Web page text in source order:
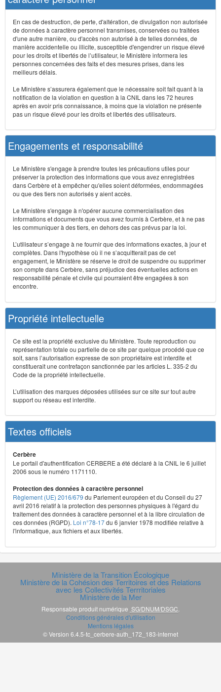
En cas de destruction, de perte, d'altération, de divulgation non autorisée
de données à caractère personnel transmises, conservées ou traitées
d'une autre manière, ou d'accès non autorisé à de telles données, de
manière accidentelle ou illicite, susceptible d'engendrer un risque élevé
pour les droits et libertés de l’utilisateur, le Ministère informera les
personnes concernées des faits et des mesures prises, dans les
meilleurs délais.
Le Ministère s’assurera également que le nécessaire soit fait quant à la
notification de la violation en question à la CNIL dans les 72 heures
après en avoir pris connaissance, à moins que la violation ne présente
pas un risque élevé pour les droits et libertés des utilisateurs.
Engagements et responsabilité
Le Ministère s'engage à prendre toutes les précautions utiles pour
préserver la protection des informations que vous avez enregistrées
dans Cerbère et à empêcher qu'elles soient déformées, endommagées
ou que des tiers non autorisés y aient accès.
Le Ministère s'engage à n'opérer aucune commercialisation des
informations et documents que vous avez fournis à Cerbère, et à ne pas
les communiquer à des tiers, en dehors des cas prévus par la loi.
L’utilisateur s’engage à ne fournir que des informations exactes, à jour et
complètes. Dans l'hypothèse où il ne s’acquitterait pas de cet
engagement, le Ministère se réserve le droit de suspendre ou supprimer
son compte dans Cerbère, sans préjudice des éventuelles actions en
responsabilité pénale et civile qui pourraient être engagées à son
encontre.
Propriété intellectuelle
Ce site est la propriété exclusive du Ministère. Toute reproduction ou
représentation totale ou partielle de ce site par quelque procédé que ce
soit, sans l’autorisation expresse de son propriétaire est interdite et
constituerait une contrefaçon sanctionnée par les articles L. 335-2 du
Code de la propriété intellectuelle.
L’utilisation des marques déposées utilisées sur ce site sur tout autre
support ou réseau est interdite.
Textes officiels
Cerbère
Le portail d'authentification CERBERE a été déclaré à la CNIL le 6 juillet
2006 sous le numéro 1171110.
Protection des données à caractère personnel
Règlement (UE) 2016/679 du Parlement européen et du Conseil du 27
avril 2016 relatif à la protection des personnes physiques à l'égard du
traitement des données à caractère personnel et à la libre circulation de
ces données (RGPD). Loi n°78-17du 6 janvier 1978 modifiée relative à
l'informatique, aux fichiers et aux libertés.
Ministère de la Transition Écologique
Ministère de la Cohésion des Territoires et des Relations
avec les Collectivités Terrritoriales
Ministère de la Mer
Responsable produit numérique SG/DNUM/DSGC
Conditions générales d'utilisation
Mentions légales
© Version 6.4.5-tc_cerbere-auth_172_183-internet